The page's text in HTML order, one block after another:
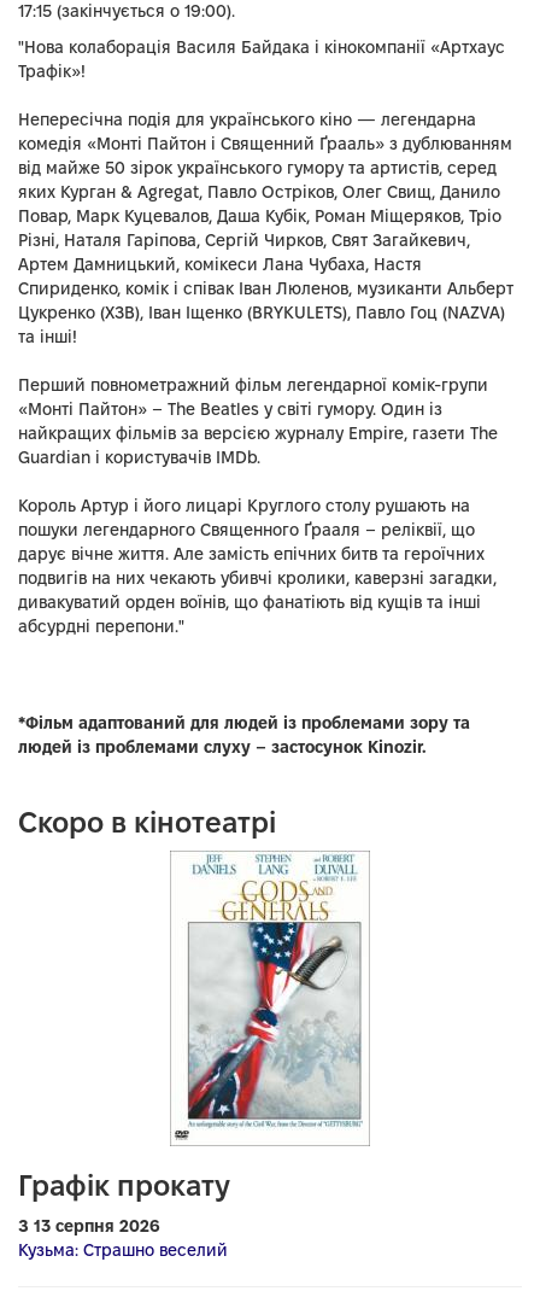
17:15 (закінчується о 19:00).
"Нова колаборація Василя Байдака і кінокомпанії «Артхаус
Трафік»!
Непересічна подія для українського кіно — легендарна
комедія «Монті Пайтон і Священний Ґрааль» з дублюванням
від майже 50 зірок українського гумору та артистів, серед
яких Курган & Agregat, Павло Остріков, Олег Свищ, Данило
Повар, Марк Куцевалов, Даша Кубік, Роман Міщеряков, Тріо
Різні, Наталя Гаріпова, Сергій Чирков, Свят Загайкевич,
Артем Дамницький, комікеси Лана Чубаха, Настя
Спириденко, комік і співак Іван Люленов, музиканти Альберт
Цукренко (ХЗВ), Іван Іщенко (BRYKULETS), Павло Гоц (NAZVA)
та інші!
Перший повнометражний фільм легендарної комік-групи
«Монті Пайтон» – The Beatles у світі гумору. Один із
найкращих фільмів за версією журналу Empire, газети The
Guardian і користувачів IMDb.
Король Артур і його лицарі Круглого столу рушають на
пошуки легендарного Священного Ґрааля – реліквії, що
дарує вічне життя. Але замість епічних битв та героїчних
подвигів на них чекають убивчі кролики, каверзні загадки,
дивакуватий орден воїнів, що фанатіють від кущів та інші
абсурдні перепони."
*Фільм адаптований для людей із проблемами зору та
людей із проблемами слуху – застосунок Kinozir.
Скоро в кінотеатрі
Графік прокату
З 13 серпня 2026
Кузьма: Страшно веселий